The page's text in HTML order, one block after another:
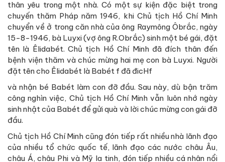
thân yêu trong một nhà. Có một sự kiện đặc biệt trong
chuyến thăm Pháp năm 1946, khi Chủ tịch Hồ Chí Minh
chuyển về ở trong căn nhà của ông Raymông Ôbrắc, ngày
15-8-1946, bà Luyxi (vợ ông R.Obrắc) sinh một bé gái, đặt
tên là Êlidabét. Chủ tịch Hồ Chí Minh đã đích thân đến
bệnh viện thăm và chúc mừng hai mẹ con bà Luyxi. Người
đặt tên cho Êlidabét là Babét f đã đicHf
và nhận bé Babét làm con đỡ đầu. Sau này, dù bận trăm
công nghìn việc, Chủ tịch Hồ Chí Minh vẫn luôn nhớ ngày
sinh nhật của Babét để gửi quà và lời chúc mừng con gái đỡ
đầu.
Chủ tịch Hồ Chí Minh cũng đón tiếp rất nhiều nhà lãnh đạo
của nhiều tổ chức quốc tế, lãnh đạo các nước châu Âu,
châu Á, châu Phi và Mỹ la tinh, đón tiếp nhiều cá nhân nổi